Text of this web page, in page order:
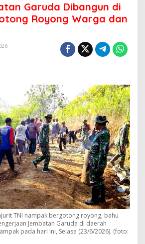
p
a
t
a
n
G
a
r
u
d
a
D
i
b
a
n
g
u
n
d
Garuda Dibangun di
Royong Warga dan
TNI nampak bergotong royong, bahu
Jembatan Garuda di daerah
pada hari ini, Selasa (23/6/2026). (foto: